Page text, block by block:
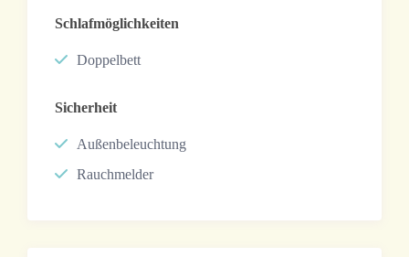
Schlafmöglichkeiten
Doppelbett
Sicherheit
Außenbeleuchtung
Rauchmelder